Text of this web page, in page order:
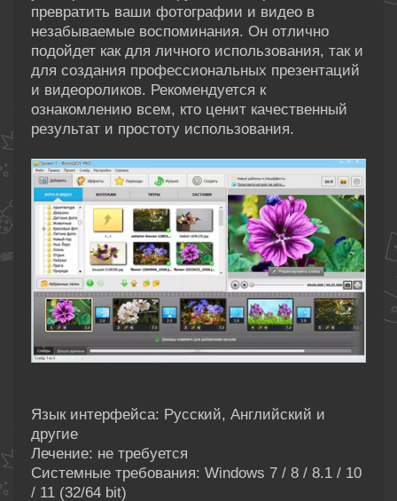
превратить ваши фотографии и видео в
незабываемые воспоминания. Он отлично
подойдет как для личного использования, так и
для создания профессиональных презентаций
и видеороликов. Рекомендуется к
ознакомлению всем, кто ценит качественный
результат и простоту использования.
Язык интерфейса: Русский, Английский и
другие
Лечение: не требуется
Системные требования: Windows 7 / 8 / 8.1 / 10
/ 11 (32/64 bit)